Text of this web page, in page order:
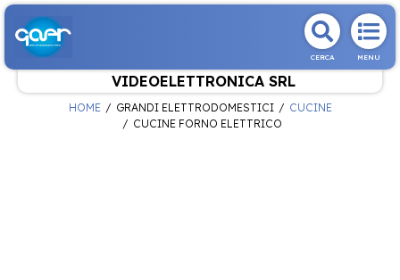
CERCA MENU
VIDEOELETTRONICA SRL
HOME GRANDI ELETTRODOMESTICI
CUCINE
CUCINE FORNO ELETTRICO